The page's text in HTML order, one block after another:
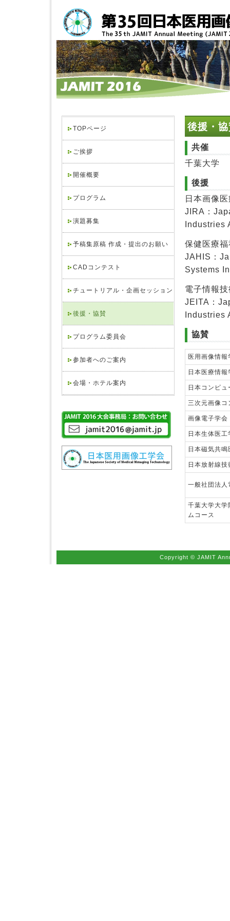
TOPページ
ご挨拶
開催概要
プログラム
演題募集
予稿集原稿 作成・提出のお願い
CADコンテスト
チュートリアル・企画セッション
後援・協賛
プログラム委員会
参加者へのご案内
会場・ホテル案内
後援・
共催
千葉大学
後援
日本画像
JIRA：
Industries
保健医療
JAHIS：
Systems
電子情報
JEITA：
Industries
協賛
医用画像情報
日本医療情報
日本コンピ
三次元画像コ
画像電子学会
日本生体医工
日本磁気共鳴
日本放射線技
一般社団法人
千葉大学大学
ムコース
Copyright © JAMIT